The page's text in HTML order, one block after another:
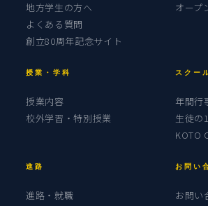
地方学生の方へ
よくある質問
創立80周年記念サイト
オープ
授業・学科
授業内容
校外学習・特別授業
スクー
年間行
生徒の
KOTO
進路
進路・就職
お問い
お問い